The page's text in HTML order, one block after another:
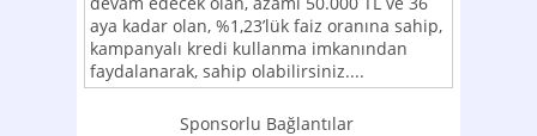
aya kadar olan, %1,23’lük faiz oranına sahip,
kampanyalı kredi kullanma imkanından
faydalanarak, sahip olabilirsiniz....
Sponsorlu Bağlantılar